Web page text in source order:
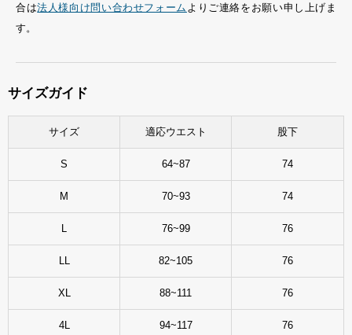
合は法人様向け問い合わせフォーム よりご連絡をお願い申し上げま
す。
サイズガイド
サイズ 適応ウエスト 股下
S 64~87 74
M 70~93 74
76~99 76
82~105 76
XL 88~111 76
4L 94~117 76